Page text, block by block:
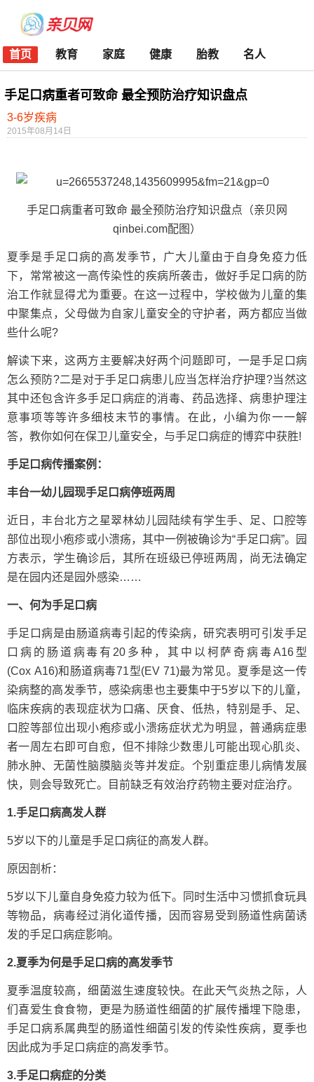
首页 教育 家庭 健康 胎教 名人
手足口病重者可致命 最全预防治疗知识盘点
3-6岁疾病
2015年08月14日
手足口病重者可致命 最全预防治疗知识盘点（亲贝网
qinbei.com配图）
夏季是手足口病的高发季节，广大儿童由于自身免疫力低
下，常常被这一高传染性的疾病所袭击，做好手足口病的防
治工作就显得尤为重要。在这一过程中，学校做为儿童的集
中聚集点，父母做为自家儿童安全的守护者，两方都应当做
些什么呢?
解读下来，这两方主要解决好两个问题即可，一是手足口病
怎么预防?二是对于手足口病患儿应当怎样治疗护理?当然这
其中还包含许多手足口病症的消毒、药品选择、病患护理注
意事项等等许多细枝末节的事情。在此，小编为你一一解
答，教你如何在保卫儿童安全，与手足口病症的博弈中获胜!
手足口病传播案例：
丰台一幼儿园现手足口病停班两周
近日，丰台北方之星翠林幼儿园陆续有学生手、足、口腔等
部位出现小疱疹或小溃疡，其中一例被确诊为“手足口病”。园
方表示，学生确诊后，其所在班级已停班两周，尚无法确定
是在园内还是园外感染……
一、何为手足口病
手足口病是由肠道病毒引起的传染病，研究表明可引发手足
口病的肠道病毒有20多种，其中以柯萨奇病毒A16型
(Cox A16)和肠道病毒71型(EV 71)最为常见。夏季是这一传
染病整的高发季节，感染病患也主要集中于5岁以下的儿童，
临床疾病的表现症状为口痛、厌食、低热，特别是手、足、
口腔等部位出现小疱疹或小溃疡症状尤为明显，普通病症患
者一周左右即可自愈，但不排除少数患儿可能出现心肌炎、
肺水肿、无菌性脑膜脑炎等并发症。个别重症患儿病情发展
快，则会导致死亡。目前缺乏有效治疗药物主要对症治疗。
1.手足口病高发人群
5岁以下的儿童是手足口病征的高发人群。
原因剖析：
5岁以下儿童自身免疫力较为低下。同时生活中习惯抓食玩具
等物品，病毒经过消化道传播，因而容易受到肠道性病菌诱
发的手足口病症影响。
2.夏季为何是手足口病的高发季节
夏季温度较高，细菌滋生速度较快。在此天气炎热之际，人
们喜爱生食食物，更是为肠道性细菌的扩展传播埋下隐患，
手足口病系属典型的肠道性细菌引发的传染性疾病，夏季也
因此成为手足口病症的高发季节。
3.手足口病症的分类